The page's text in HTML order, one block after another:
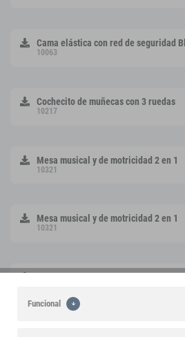
Cama elástica con red de seguridad
10063
Cochecito de muñecas con 3 ruedas
10217
Mesa musical y de motricidad 2 en 1
10321
Mesa musical y de motricidad 2 en 1
10321
Funcional